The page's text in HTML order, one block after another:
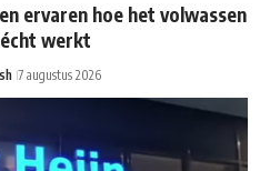
ervaren hoe het volwassen
werkt
7 augustus 2026